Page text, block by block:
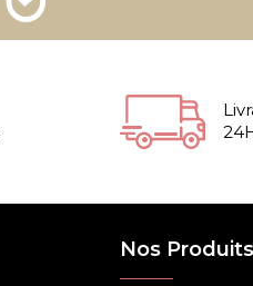
Nos Produits